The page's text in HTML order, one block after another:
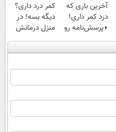
آخرین باری که
درد کمر داری!
◗پرسش‌نامه رو
پر کن◖
کمر درد داری؟
دیگه بسه! در
منزل درمانش
کن
(◀پرسش‌نامه)